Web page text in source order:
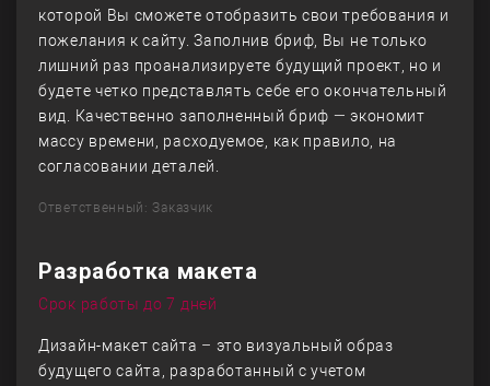
которой Вы сможете отобразить свои требования и
пожелания к сайту. Заполнив бриф, Вы не только
лишний раз проанализируете будущий проект, но и
будете четко представлять себе его окончательный
вид. Качественно заполненный бриф — экономит
массу времени, расходуемое, как правило, на
согласовании деталей.
Ответственный: Заказчик
Разработка макета
Срок работы до 7 дней
Дизайн-макет сайта – это визуальный образ
будущего сайта, разработанный с учетом